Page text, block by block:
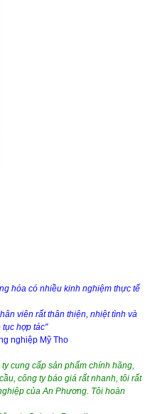
hóa có nhiều kinh nghiệm thực tế
viên rất thân thiện, nhiệt tình và
hợp tác"
nghiệp Mỹ Tho
cung cấp sản phẩm chính hãng,
công ty báo giá rất nhanh, tôi rất
của An Phương. Tôi hoàn